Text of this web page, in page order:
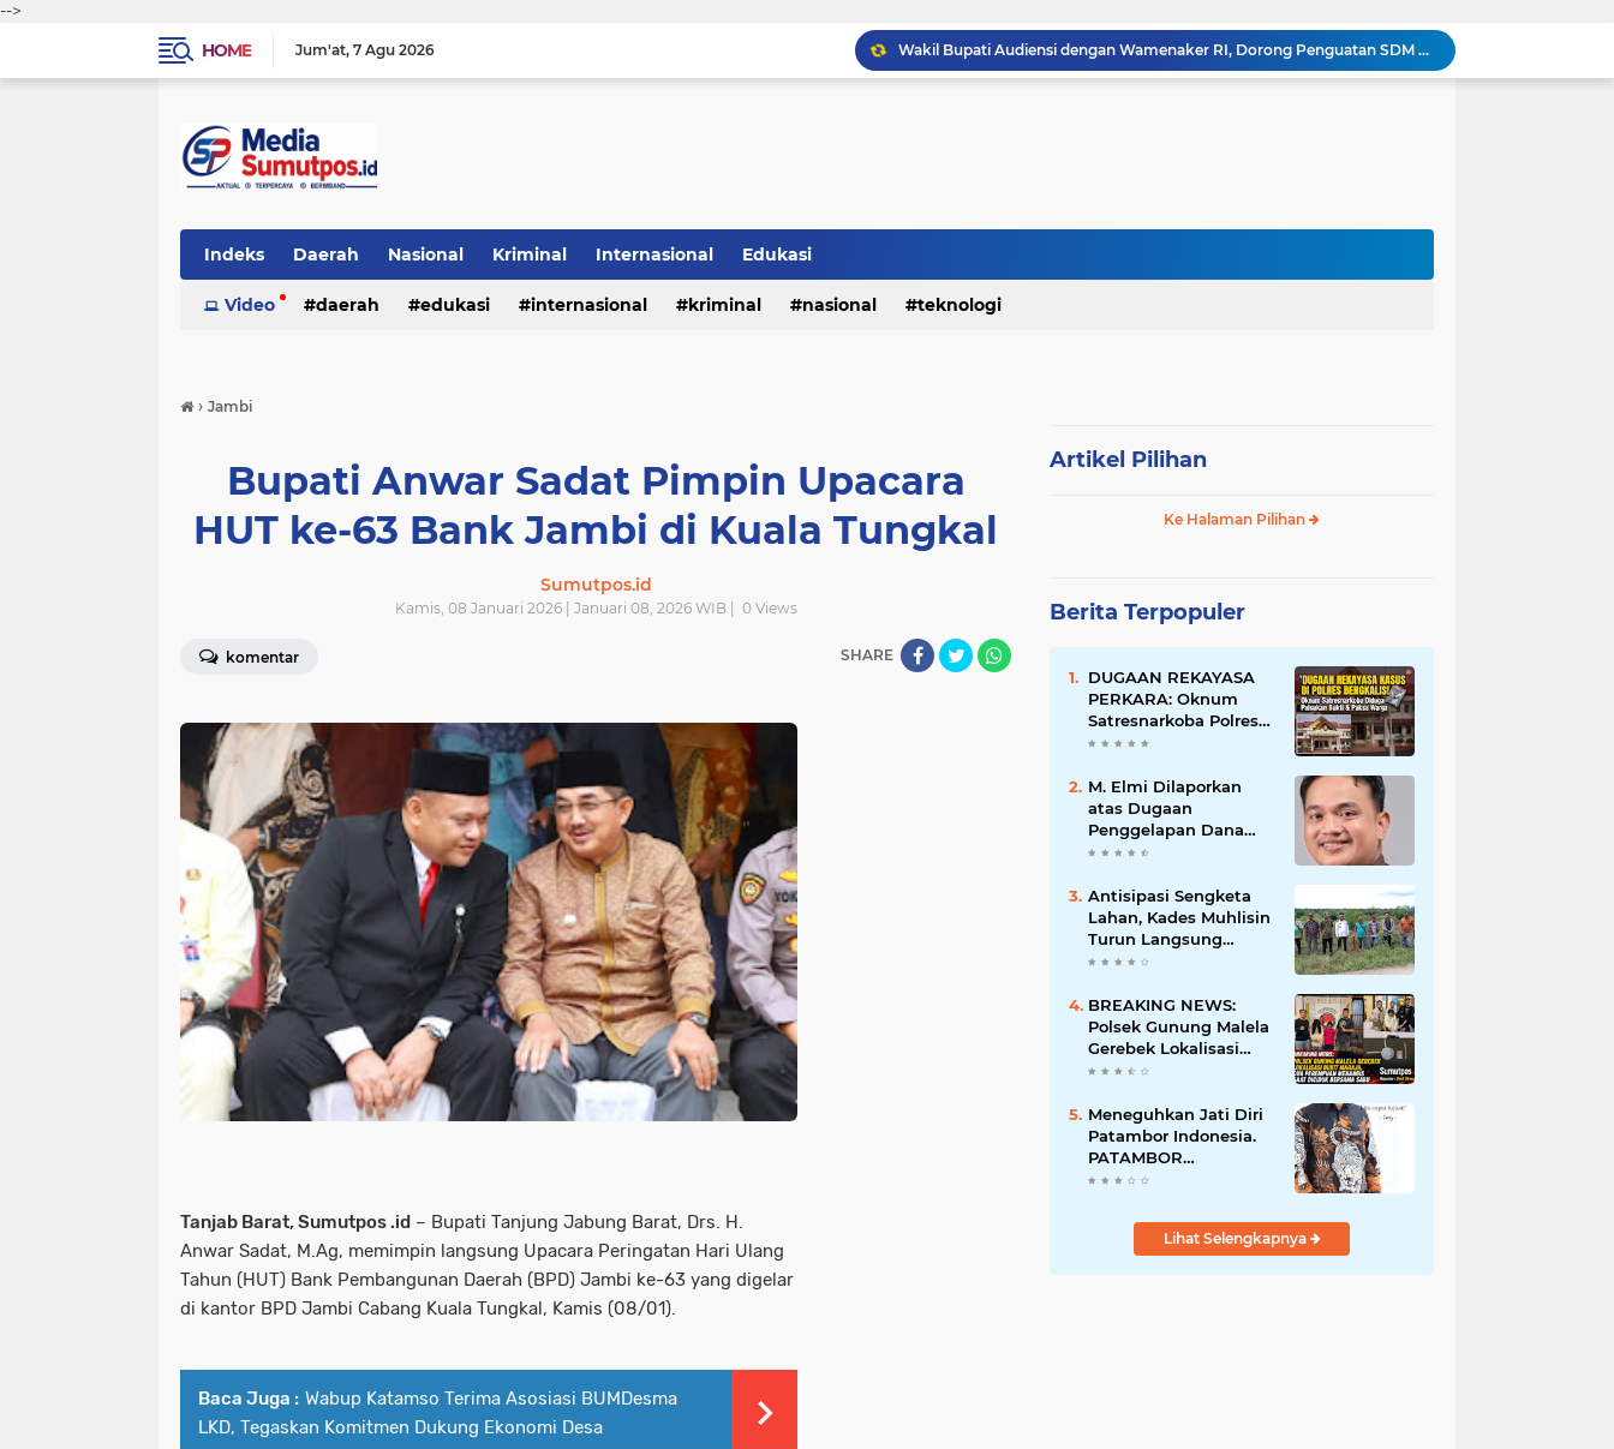
-->
HOME
Jum'at 7 Agu 2026
HUT RI ke 81 dan Hari Jadi Kab, Tanjung Jabung Barat ke-62 Bupati Anwar Sadat Resmi Buka Lomba Mancing.
KABAG OPS POLRES TOBA DI NILAI KEHILANGAN INDEPENDENSI. PENGAMANAN PENEMBOKAN TANAH DI LAGUBOTI DAPAT SOROTAN.
Sabam Rajaguguk Serap Aspirasi Warga Bilah Hilir, Tegaskan Komitmen Kawal Program Prabowo untuk Kesejahteraan Rakyat
Indeks Daerah Nasional Kriminal Internasional Edukasi
Video daerah edukasi internasional kriminal nasional teknologi
› Jambi
Bupati Anwar Sadat Pimpin Upacara
HUT ke-63 Bank Jambi di Kuala Tungkal
Sumutpos.id
Kamis, 08 Januari 2026 | Januari 08, 2026 WIB | 0Views
komentar SHARE
Tanjab Barat, Sumutpos .id – Bupati Tanjung Jabung Barat, Drs. H.
Anwar Sadat, M.Ag, memimpin langsung Upacara Peringatan Hari Ulang
Tahun (HUT) Bank Pembangunan Daerah (BPD) Jambi ke-63 yang digelar
di kantor BPD Jambi Cabang Kuala Tungkal, Kamis (08/01).
Baca Juga : Wabup Katamso Terima Asosiasi BUMDesma
LKD, Tegaskan Komitmen Dukung Ekonomi Desa
Artikel Pilihan
Ke Halaman Pilihan
Berita Terpopuler
DUGAAN REKAYASA
PERKARA: Oknum
Satresnarkoba Polres
Bengkalis Diduga
Hingga Paksa Warga
Hadir di TKP
M. Elmi Dilaporkan
atas Dugaan
Penggelapan Dana
Pensiunan Guru dan
Pastikan Proses
Hukum Berjalan
Antisipasi Sengketa
Lahan, Kades Muhlisin
Turun Langsung
Tinjau Batas Wilayah
Diserobot PT Jatim
Jaya Perkasa
BREAKING NEWS:
Polsek Gunung Malela
Gerebek Lokalisasi
Bukit Maraja, Dua
Saat Diciduk Bersama
Sabu
Meneguhkan Jati Diri
Patambor Indonesia.
PATAMBOR
INDONESIA Akan
Jakarta.
Lihat Selengkapnya